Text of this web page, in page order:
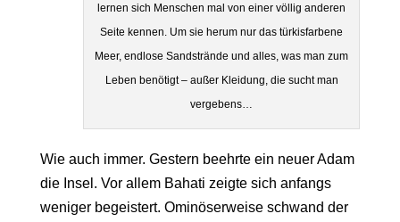
lernen sich Menschen mal von einer völlig anderen
Seite kennen. Um sie herum nur das türkisfarbene
Meer, endlose Sandstrände und alles, was man zum
Leben benötigt – außer Kleidung, die sucht man
vergebens…
Wie auch immer. Gestern beehrte ein neuer Adam
die Insel. Vor allem Bahati zeigte sich anfangs
weniger begeistert. Ominöserweise schwand der